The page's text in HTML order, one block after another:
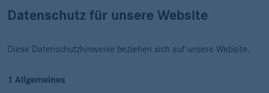
Datenschutz für unsere Website
Diese Datenschutzhinweise beziehen sich auf unsere Website.
1 Allgemeines